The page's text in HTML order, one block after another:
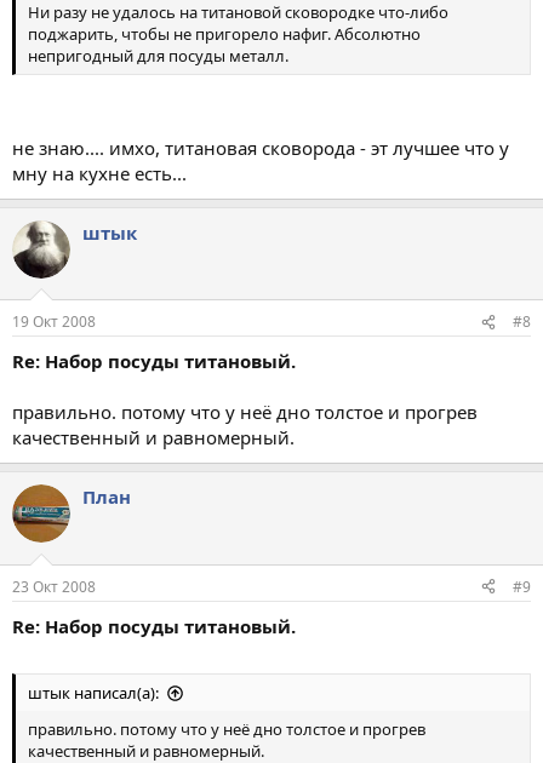
Ни разу не удалось на титановой сковородке что-либо
поджарить, чтобы не пригорело нафиг. Абсолютно
непригодный для посуды металл.
не знаю.... имхо, титановая сковорода - эт лучшее что у
мну на кухне есть...
штык
19 Окт 2008 #8
Re: Набор посуды титановый.
правильно. потому что у неё дно толстое и прогрев
качественный и равномерный.
План
23 Окт 2008 #9
Re: Набор посуды титановый.
штык написал(а):
правильно. потому что у неё дно толстое и прогрев
качественный и равномерный.